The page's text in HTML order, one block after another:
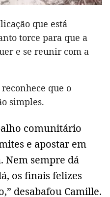
que está
torce para que a
e se reunir com a
que o
simples.
comunitário
e apostar em
Nem sempre dá
os finais felizes
desabafou Camille.